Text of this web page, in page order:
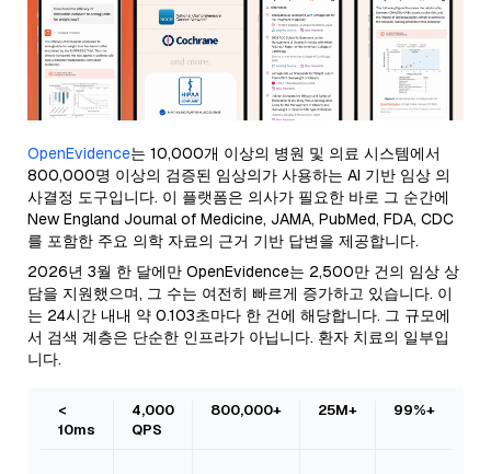
OpenEvidence는 10,000개 이상의 병원 및 의료 시스템에서
800,000명 이상의 검증된 임상의가 사용하는 AI 기반 임상 의
사결정 도구입니다. 이 플랫폼은 의사가 필요한 바로 그 순간에
New England Journal of Medicine, JAMA, PubMed, FDA, CDC
를 포함한 주요 의학 자료의 근거 기반 답변을 제공합니다.
2026년 3월 한 달에만 OpenEvidence는 2,500만 건의 임상 상
담을 지원했으며, 그 수는 여전히 빠르게 증가하고 있습니다. 이
는 24시간 내내 약 0.103초마다 한 건에 해당합니다. 그 규모에
서 검색 계층은 단순한 인프라가 아닙니다. 환자 치료의 일부입
니다.
<
10ms
4,000
QPS
800,000+ 25M+ 99%+